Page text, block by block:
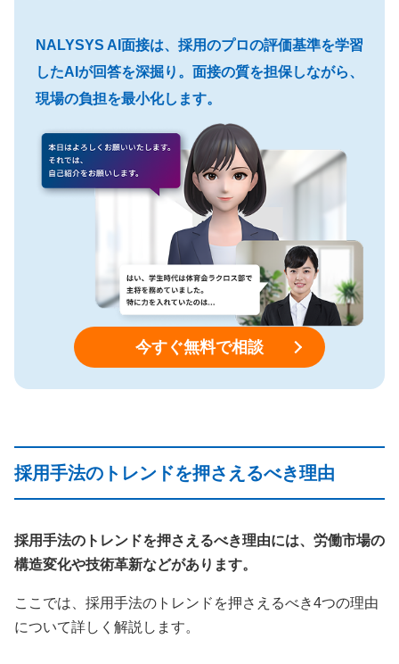
NALYSYS AI面接は、採用のプロの評価基準を学習
したAIが回答を深掘り。面接の質を担保しながら、
現場の負担を最小化します。
今すぐ無料で相談
採用手法のトレンドを押さえるべき理由
採用手法のトレンドを押さえるべき理由には、労働市場の
構造変化や技術革新などがあります。
ここでは、採用手法のトレンドを押さえるべき4つの理由
について詳しく解説します。